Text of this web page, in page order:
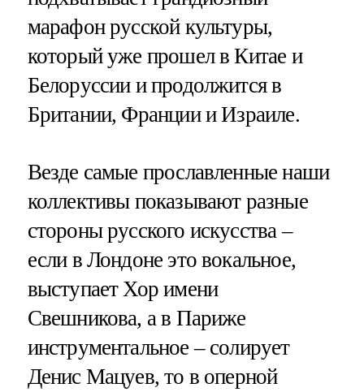
марафон русской культуры,
который уже прошел в Китае и
Белоруссии и продолжится в
Британии, Франции и Израиле.
Везде самые прославленные наши
коллективы показывают разные
стороны русского искусства –
если в Лондоне это вокальное,
выступает Хор имени
Свешникова, а в Париже
инструментальное – солирует
Денис Мацуев, то в оперной